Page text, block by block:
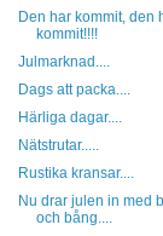
Den har kommit, den
kommit!!!!
Julmarknad....
Dags att packa....
Härliga dagar....
Nätstrutar.....
Rustika kransar....
Nu drar julen in med
och bång....